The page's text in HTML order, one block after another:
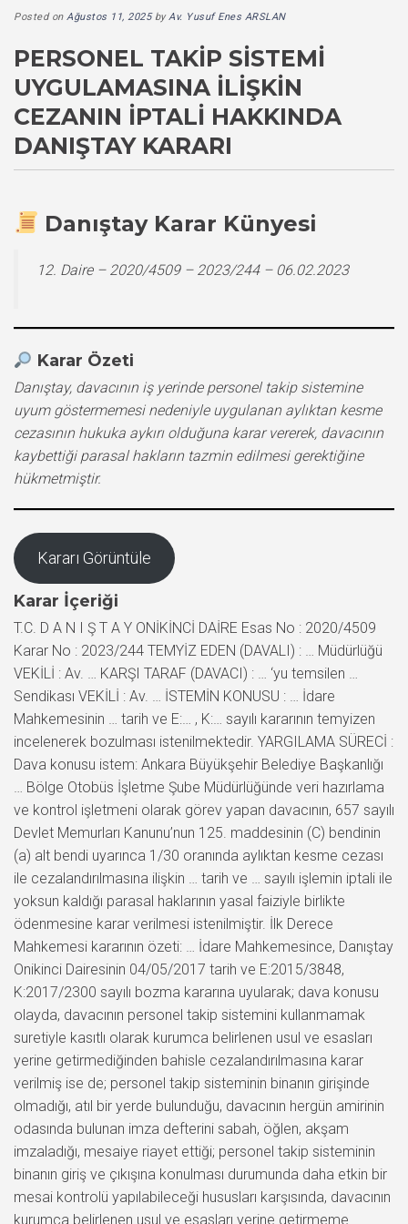
Posted on Ağustos 11, 2025byAv. Yusuf Enes ARSLAN
PERSONEL TAKIP SISTEMI
UYGULAMASINA İLIŞKIN
CEZANIN İPTALI HAKKINDA
DANIŞTAY KARARI
Danıştay Karar Künyesi
12. Daire – 2020/4509 – 2023/244 – 06.02.2023
Karar Özeti
Danıştay, davacının iş yerinde personel takip sistemine
uyum göstermemesi nedeniyle uygulanan aylıktan kesme
cezasının hukuka aykırı olduğuna karar vererek, davacının
kaybettiği parasal hakların tazmin edilmesi gerektiğine
hükmetmiştir.
Kararı Görüntüle
Karar İçeriği
T.C. D A N I Ş T A Y ONİKİNCİ DAİRE Esas No : 2020/4509
Karar No : 2023/244 TEMYİZ EDEN (DAVALI) : … Müdürlüğü
VEKİLİ : Av. … KARŞI TARAF (DAVACI) : … ‘yu temsilen …
Sendikası VEKİLİ : Av. … İSTEMİN KONUSU : … İdare
Mahkemesinin … tarih ve E:… , K:… sayılı kararının temyizen
incelenerek bozulması istenilmektedir. YARGILAMA SÜRECİ :
Dava konusu istem: Ankara Büyükşehir Belediye Başkanlığı
… Bölge Otobüs İşletme Şube Müdürlüğünde veri hazırlama
ve kontrol işletmeni olarak görev yapan davacının, 657 sayılı
Devlet Memurları Kanunu’nun 125. maddesinin (C) bendinin
(a) alt bendi uyarınca 1/30 oranında aylıktan kesme cezası
ile cezalandırılmasına ilişkin … tarih ve … sayılı işlemin iptali ile
yoksun kaldığı parasal haklarının yasal faiziyle birlikte
ödenmesine karar verilmesi istenilmiştir. İlk Derece
Mahkemesi kararının özeti: … İdare Mahkemesince, Danıştay
Onikinci Dairesinin 04/05/2017 tarih ve E:2015/3848,
K:2017/2300 sayılı bozma kararına uyularak; dava konusu
olayda, davacının personel takip sistemini kullanmamak
suretiyle kasıtlı olarak kurumca belirlenen usul ve esasları
yerine getirmediğinden bahisle cezalandırılmasına karar
verilmiş ise de; personel takip sisteminin binanın girişinde
olmadığı, atıl bir yerde bulunduğu, davacının hergün amirinin
odasında bulunan imza defterini sabah, öğlen, akşam
imzaladığı, mesaiye riayet ettiği; personel takip sisteminin
binanın giriş ve çıkışına konulması durumunda daha etkin bir
mesai kontrolü yapılabileceği hususları karşısında, davacının
kurumca belirlenen usul ve esasları yerine getirmeme